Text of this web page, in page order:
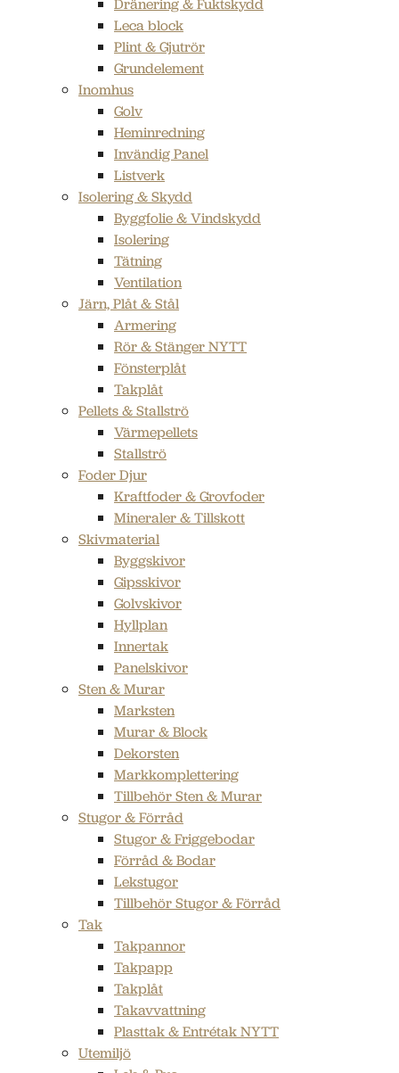
Dränering & Fuktskydd
Leca block
Plint & Gjutrör
Grundelement
Inomhus
Golv
Heminredning
Invändig Panel
Listverk
Isolering & Skydd
Byggfolie & Vindskydd
Isolering
Tätning
Ventilation
Järn, Plåt & Stål
Armering
Rör & Stänger NYTT
Fönsterplåt
Takplåt
Pellets & Stallströ
Värmepellets
Stallströ
Foder Djur
Kraftfoder & Grovfoder
Mineraler & Tillskott
Skivmaterial
Byggskivor
Gipsskivor
Golvskivor
Hyllplan
Innertak
Panelskivor
Sten & Murar
Marksten
Murar & Block
Dekorsten
Markkomplettering
Tillbehör Sten & Murar
Stugor & Förråd
Stugor & Friggebodar
Förråd & Bodar
Lekstugor
Tillbehör Stugor & Förråd
Tak
Takpannor
Takpapp
Takplåt
Takavvattning
Plasttak & Entrétak NYTT
Utemiljö